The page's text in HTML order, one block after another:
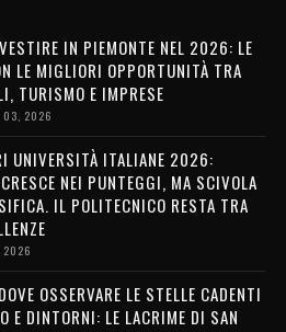
IN PIEMONTE NEL 2026: LE
LE MIGLIORI OPPORTUNITÀ TRA
TURISMO E IMPRESE
03, 2026
UNIVERSITÀ ITALIANE 2026:
NEI PUNTEGGI, MA SCIVOLA
IL POLITECNICO RESTA TRA
2026
OSSERVARE LE STELLE CADENTI
E DINTORNI: LE LACRIME DI SAN